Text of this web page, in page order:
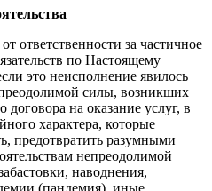
ответственности за частичное
по Настоящему
это неисполнение явилось
силы, возникших
на оказание услуг, в
характера, которые
предотвратить разумными
непреодолимой
наводнения,
(пандемия), иные